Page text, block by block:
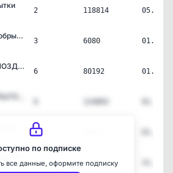
2 118814
Открытки С Добрым утром …
3 6080
ОТКРЫТКИ | ПОЗДРАВЛЕНИЯ
6 80192
2
11 112828
по подписке
все данные, оформите подписку